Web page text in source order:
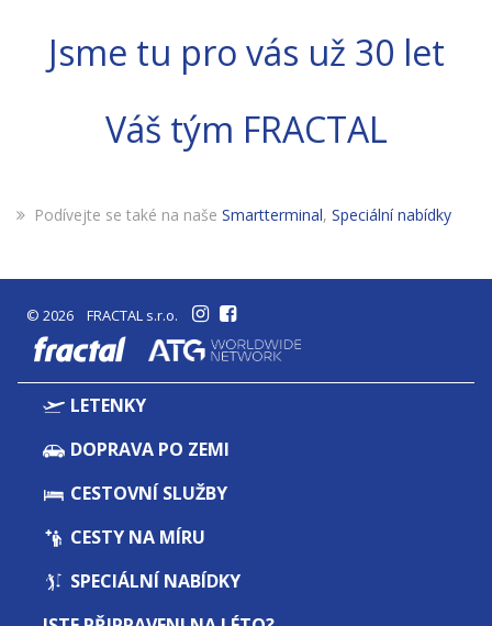
Jsme tu pro vás už 30 let
Váš tým FRACTAL
Podívejte se také na naše Smartterminal, Speciální nabídky
© 2026 FRACTAL s.r.o.
fractal
LETENKY
DOPRAVA PO ZEMI
CESTOVNÍ SLUŽBY
CESTY NA MÍRU
SPECIÁLNÍ NABÍDKY